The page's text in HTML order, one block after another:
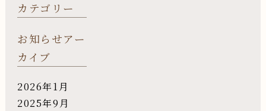
カテゴリー
お知らせアー
カイブ
2026年1月
2025年9月